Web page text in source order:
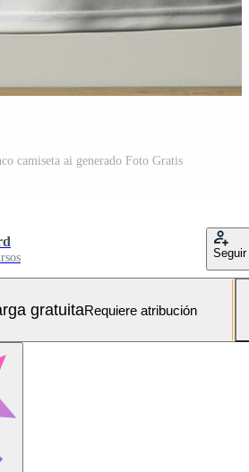
camiseta ai generado Foto Gratis
Seguir
gratuitaRequiere atribución